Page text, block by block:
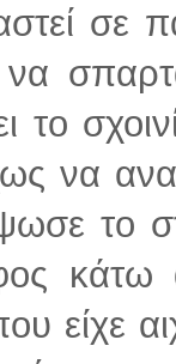
σε
το
να
το
κάτω
είχε